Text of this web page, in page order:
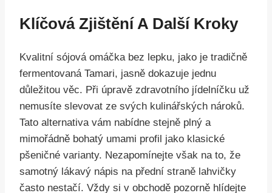
Klíčová Zjištění A Další Kroky
Kvalitní sójová omáčka bez lepku, jako je tradičně
fermentovaná Tamari, jasně dokazuje jednu
důležitou věc. Při úpravě zdravotního jídelníčku už
nemusíte slevovat ze svých kulinářských nároků.
Tato alternativa vám nabídne stejně plný a
mimořádně bohatý umami profil jako klasické
pšeničné varianty. Nezapomínejte však na to, že
samotný lákavý nápis na přední straně lahvičky
často nestačí. Vždy si v obchodě pozorně hlídejte